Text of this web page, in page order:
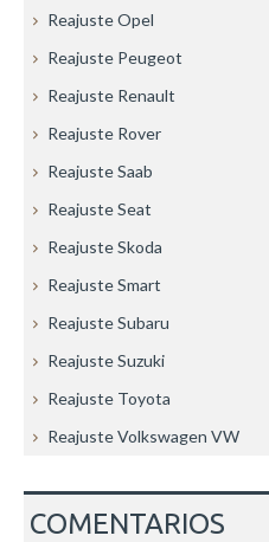
Reajuste Opel
Reajuste Peugeot
Reajuste Renault
Reajuste Rover
Reajuste Saab
Reajuste Seat
Reajuste Skoda
Reajuste Smart
Reajuste Subaru
Reajuste Suzuki
Reajuste Toyota
Reajuste Volkswagen VW
COMENTARIOS